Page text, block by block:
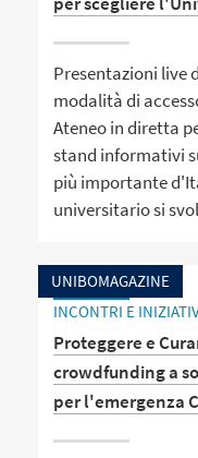
Presentazioni live
modalità di
Ateneo in diretta
stand informativi
più importante
universitario si
UNIBOMAGAZINE
INCONTRI E
Proteggere e
crowdfunding a
per l'emergenza